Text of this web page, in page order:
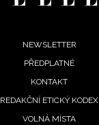
NEWSLETTER
PŘEDPLATNÉ
KONTAKT
REDAKČNÍ ETICKÝ KODEX
VOLNÁ MÍSTA